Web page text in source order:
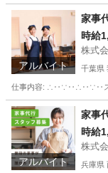
福岡 春日市 春日
アルバイト
家事
時給
株式
千葉県
仕事内容: ∴‥∵‥∴‥∵‥スタ
千葉 我孫子市 我
アルバイト
家事
時給
株式
兵庫県